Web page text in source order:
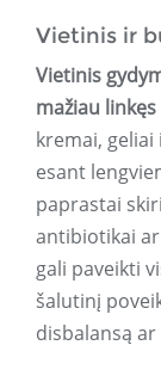
Vietinis ir
Vietinis
mažiau
kremai,
esant
paprastai
antibiotikai
gali paveikti
šalutinį
disbalansą